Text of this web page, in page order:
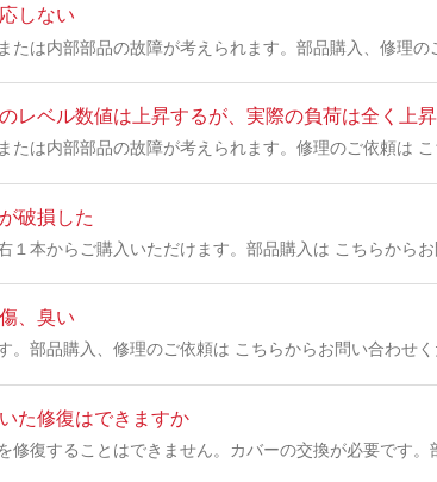
しない
たは内部部品の故障が考えられます。部品購入、修理の
レベル数値は上昇するが、実際の負荷は全く上
たは内部部品の故障が考えられます。修理のご依頼は
破損した
１本からご購入いただけます。部品購入は こちらからお
、臭い
。部品購入、修理のご依頼は こちらからお問い合わ
た修復はできますか
修復することはできません。カバーの交換が必要です